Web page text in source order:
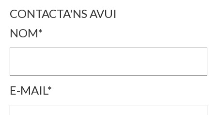
CONTACTA'NS AVUI
NOM*
E-MAIL*